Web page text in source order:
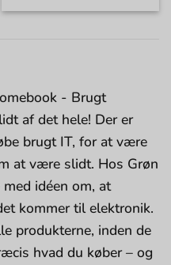
- Brugt
af det hele! Der er
brugt IT, for at være
at være slidt. Hos Grøn
idéen om, at
kommer til elektronik.
produkterne, inden de
hvad du køber – og